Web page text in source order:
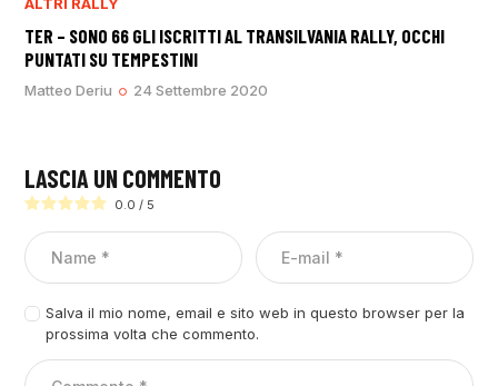
ALTRI RALLY
TER – SONO 66 GLI ISCRITTI AL TRANSILVANIA RALLY, OCCHI
PUNTATI SU TEMPESTINI
Matteo Deriu 24 Settembre 2020
LASCIA UN COMMENTO
0.0 / 5
Salva il mio nome, email e sito web in questo browser per la
prossima volta che commento.